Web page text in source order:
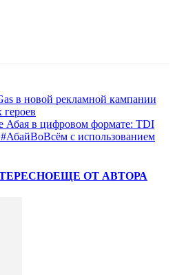
в новой рекламной кампании
героев
Абая в цифровом формате: TDI
с использованием
ЕЩЕ ОТ АВТОРА